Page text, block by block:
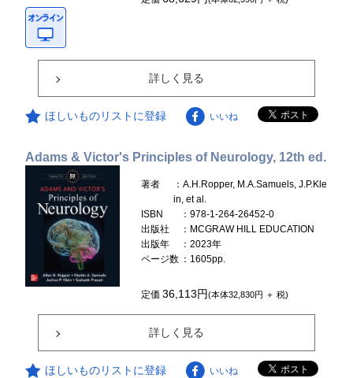
詳しく見る
ほしいものリストに登録 いいね
Adams & Victor's Principles of Neurology, 12th ed.
著者
：A.H.Ropper, M.A.Samuels, J.P.Kle
in, et al.
ISBN
：978-1-264-26452-0
出版社
：MCGRAW HILL EDUCATION
出版年
：2023年
ページ数 ：1605pp.
定価36,113円(本体32,830円 ＋ 税)
詳しく見る
ほしいものリストに登録 いいね